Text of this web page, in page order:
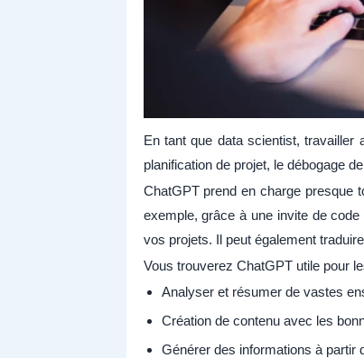
En tant que data scientist,
planification de projet, le débogage
ChatGPT prend en charge presque
exemple, grâce à une invite de
vos projets. Il peut également
Vous trouverez ChatGPT utile pour
Analyser et résumer de vastes
Création de contenu avec les
Générer des informations à partir